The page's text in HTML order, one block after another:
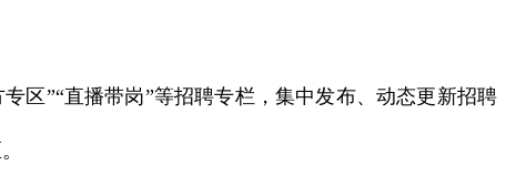
区”“直播带岗”等招聘专栏，集中发布、动态更新招聘